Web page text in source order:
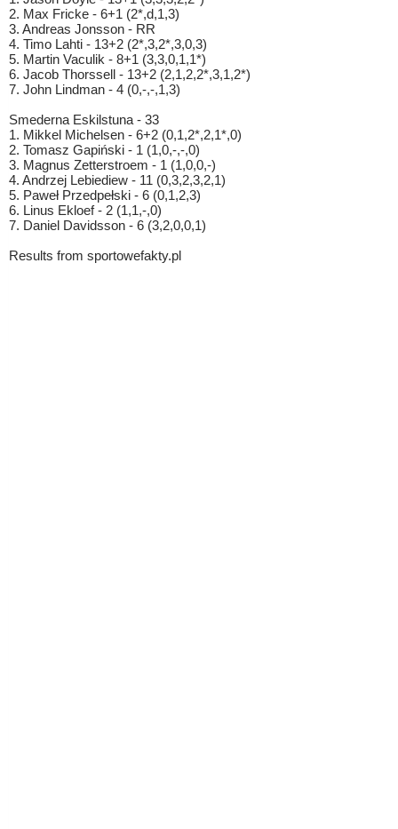
2. Max Fricke - 6+1 (2*,d,1,3)
3. Andreas Jonsson - RR
4. Timo Lahti - 13+2 (2*,3,2*,3,0,3)
5. Martin Vaculik - 8+1 (3,3,0,1,1*)
6. Jacob Thorssell - 13+2 (2,1,2,2*,3,1,2*)
7. John Lindman - 4 (0,-,-,1,3)
Smederna Eskilstuna - 33
1. Mikkel Michelsen - 6+2 (0,1,2*,2,1*,0)
2. Tomasz Gapiński - 1 (1,0,-,-,0)
3. Magnus Zetterstroem - 1 (1,0,0,-)
4. Andrzej Lebiediew - 11 (0,3,2,3,2,1)
5. Paweł Przedpełski - 6 (0,1,2,3)
6. Linus Ekloef - 2 (1,1,-,0)
7. Daniel Davidsson - 6 (3,2,0,0,1)
Results from sportowefakty.pl